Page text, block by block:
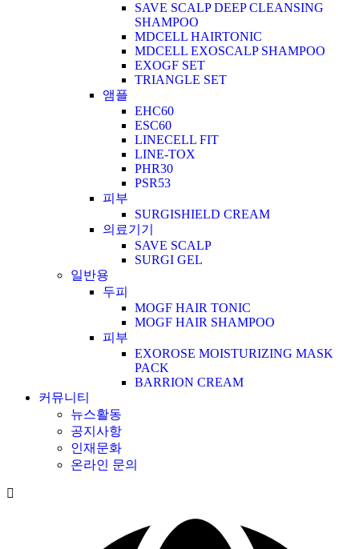
SAVE SCALP DEEP CLEANSING
SHAMPOO
MDCELL HAIRTONIC
MDCELL EXOSCALP SHAMPOO
EXOGF SET
TRIANGLE SET
앰플
EHC60
ESC60
LINECELL FIT
LINE-TOX
PHR30
PSR53
피부
SURGISHIELD CREAM
의료기기
SAVE SCALP
SURGI GEL
일반용
두피
MOGF HAIR TONIC
MOGF HAIR SHAMPOO
피부
EXOROSE MOISTURIZING MASK
PACK
BARRION CREAM
커뮤니티
뉴스활동
공지사항
인재문화
온라인 문의